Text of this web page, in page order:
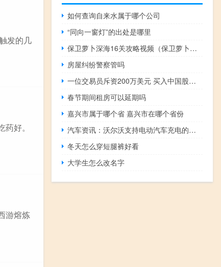
发的几
好。
游熔炼
如何查询自来水属于哪个公司
“同向一窗灯”的出处是哪里
保卫萝卜深海16关攻略视频（保卫萝卜深海16）
房屋纠纷警察管吗
一位交易员斥资200万美元 买入中国股票ETF的看涨期权
春节期间租房可以延期吗
嘉兴市属于哪个省 嘉兴市在哪个省份
汽车资讯：沃尔沃支持电动汽车充电的全球标准
冬天怎么穿短腿裤好看
大学生怎么改名字